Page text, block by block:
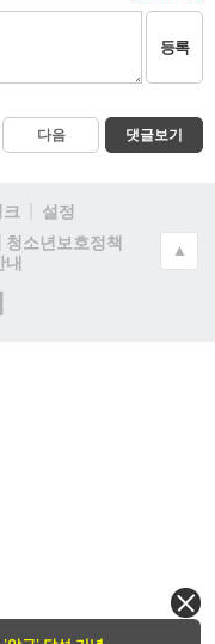
등록
다음 댓글보기
설정
청소년보호정책
▲